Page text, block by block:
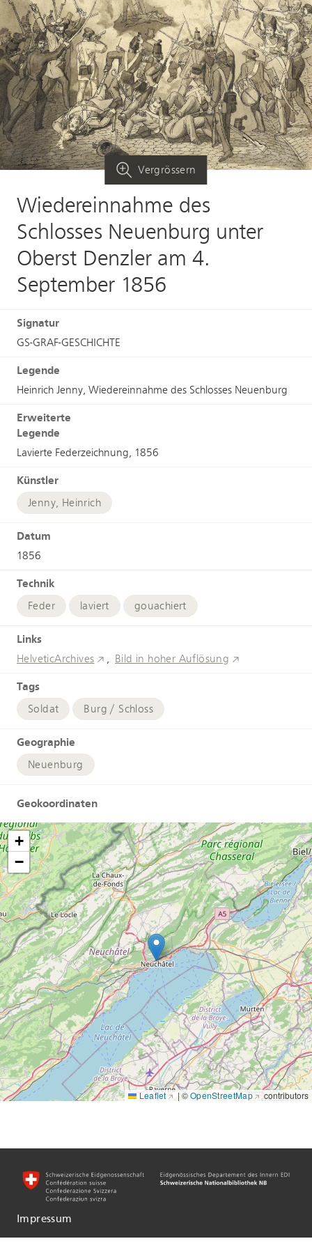
Vergrössern
Wiedereinnahme des
Schlosses Neuenburg unter
Oberst Denzler am 4.
September 1856
Signatur
GS-GRAF-GESCHICHTE
Legende
Heinrich Jenny, Wiedereinnahme des Schlosses Neuenburg
Erweiterte
Legende
Lavierte Federzeichnung, 1856
Künstler
Jenny, Heinrich
Datum
1856
Technik
Feder laviert gouachiert
Links
HelveticArchives Bild in hoher Auflösung
Tags
Soldat Burg / Schloss
Geographie
Neuenburg
Geokoordinaten
+
−
Leaflet | ©OpenStreetMap contributors
Display style
Metadata view
Informationen
Impressum